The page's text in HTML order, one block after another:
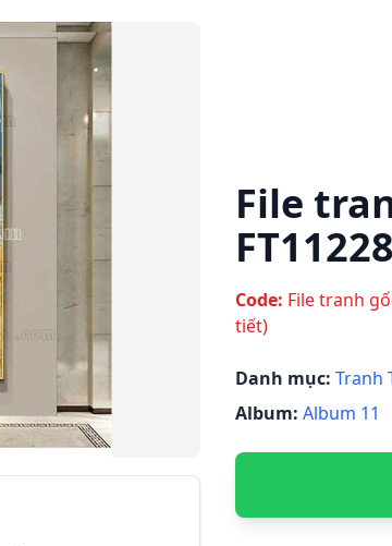
File
FT11228
Code: File tranh
tiết)
Danh mục: Tranh
Album: Album 11